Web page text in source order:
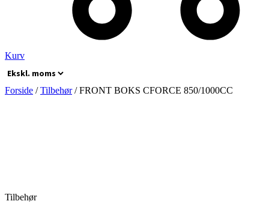
Kurv
Forside /Tilbehør/ FRONT BOKS CFORCE 850/1000CC
Tilbehør